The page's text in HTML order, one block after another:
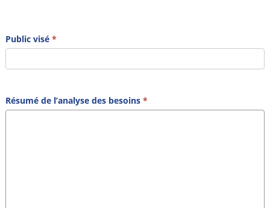
Public visé *
Résumé de l’analyse des besoins *